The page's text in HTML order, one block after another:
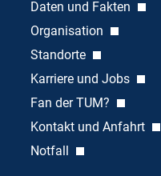
Daten und Fakten
Organisation
Standorte
Karriere und Jobs
Fan der TUM?
Kontakt und Anfahrt
Notfall